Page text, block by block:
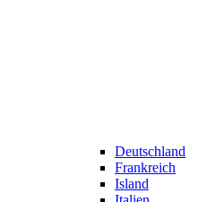
Deutschland
Frankreich
Island